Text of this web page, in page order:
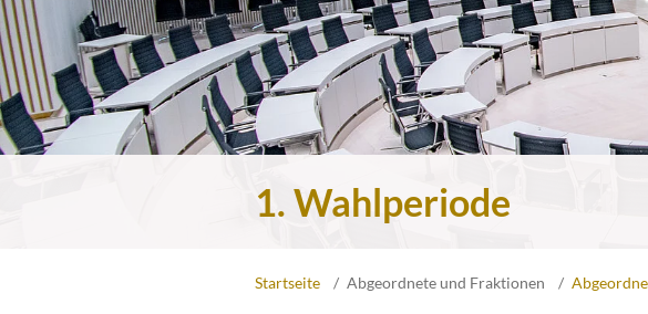
1. Wahlperiode
Startseite Abgeordnete und Fraktionen